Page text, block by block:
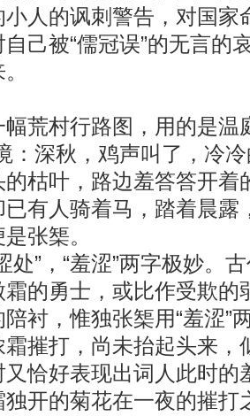
人的讽刺警告，对国家
己被“儒冠误”的无言的
荒村行路图，用的是温
：深秋，鸡声叫了，冷
的枯叶，路边羞答答开着
有人骑着马，踏着晨露
张榘。
处”，“羞涩”两字极妙。
霜的勇士，或比作受欺的
衬，惟独张榘用“羞涩”
摧打，尚未抬起头来，
恰好表现出词人此时的
开的菊花在一夜的摧打